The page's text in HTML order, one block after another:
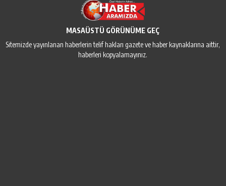
MASAÜSTÜ GÖRÜNÜME GEÇ
Sitemizde yayınlanan haberlerin telif hakları gazete ve haber kaynaklarına aittir,
haberleri kopyalamayınız.